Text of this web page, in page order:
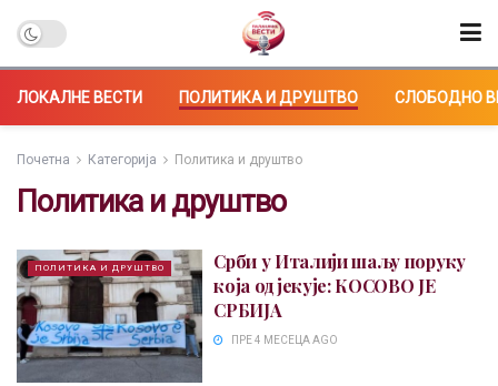
ЛОКАЛНЕ ВЕСТИ ПОЛИТИКА И ДРУШТВО СЛОБОДНО
Почетна Категорија Политика и друштво
Политика и друштво
ПОЛИТИКА И ДРУШТВО
Срби у Италији шаљу поруку
која одјекује: КОСОВО ЈЕ
СРБИЈА
ПРЕ 4 МЕСЕЦА AGO